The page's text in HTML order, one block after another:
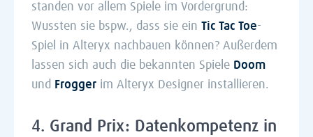
standen vor allem Spiele im Vordergrund:
Wussten sie bspw., dass sie ein Tic Tac Toe-
Spiel in Alteryx nachbauen können? Außerdem
lassen sich auch die bekannten Spiele Doom
und Frogger im Alteryx Designer installieren.
4. Grand Prix: Datenkompetenz in